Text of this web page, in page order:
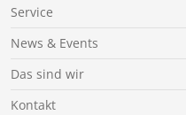
Service
News & Events
Das sind wir
Kontakt